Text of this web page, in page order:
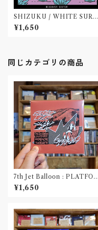
SHIZUKU / WHITE SURF!
: DISCOVER SISTER〝大阪〟
¥1,650
同じカテゴリの商品
7th Jet Balloon : PLATFOR
M SPLIT EP(CD)〝長野〟×
〝大阪〟
¥1,650